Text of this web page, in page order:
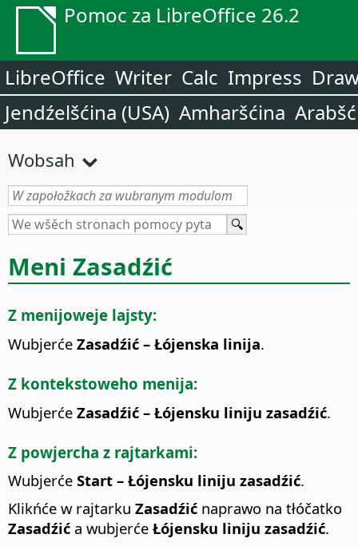
Pomoc za LibreOffice 26.2
LibreOffice Writer Calc Impress
Jendźelšćina (USA) Amharšćina
Wobsah
Meni Zasadźić
Z menijoweje lajsty:
Wubjerće Zasadźić – Łójenska linija.
Z kontekstoweho menija:
Wubjerće Zasadźić – Łójensku liniju zasadźić.
Z powjercha z rajtarkami:
Wubjerće Start – Łójensku liniju zasadźić.
Klikńće w rajtarku Zasadźić naprawo na tłóčatko
Zasadźić a wubjerće Łójensku liniju zasadźić.